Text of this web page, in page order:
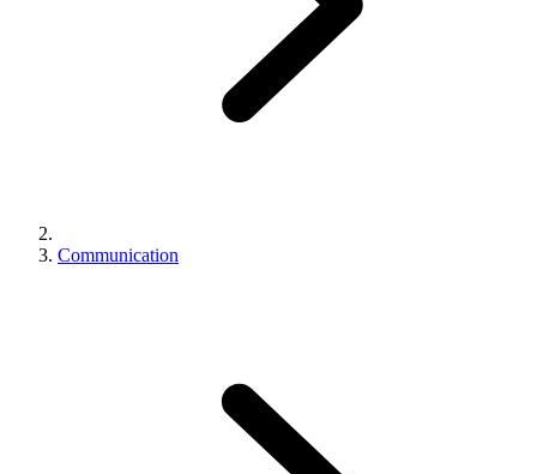
Communication